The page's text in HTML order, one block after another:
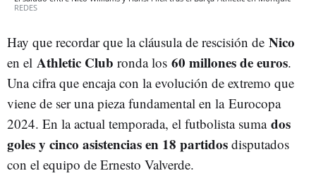
REDES
Hay que recordar que la cláusula de rescisión de Nico
en el Athletic Club ronda los 60 millones de euros.
Una cifra que encaja con la evolución de extremo que
viene de ser una pieza fundamental en la Eurocopa
2024. En la actual temporada, el futbolista suma dos
goles y cinco asistenciasen 18 partidos disputados
con el equipo de Ernesto Valverde.